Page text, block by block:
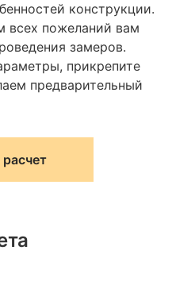
конструкции.
всех пожеланий вам
замеров.
прикрепите
предварительный
расчет